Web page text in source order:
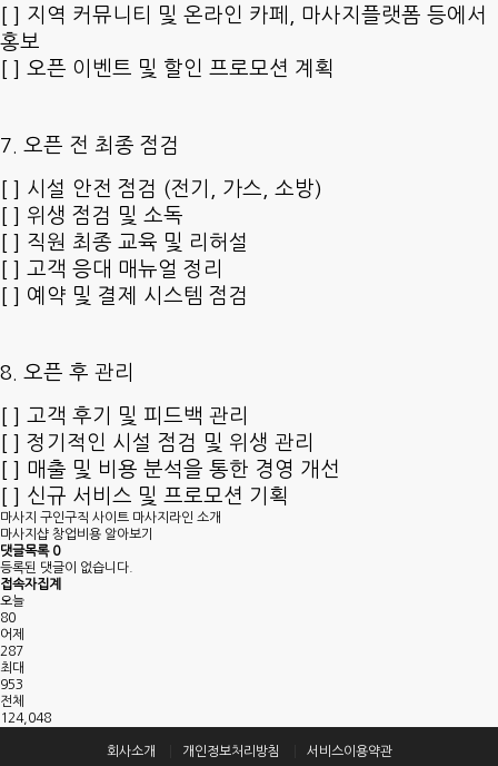
[ ] 지역 커뮤니티 및 온라인 카페, 마사지플랫폼 등에서
홍보
[ ] 오픈 이벤트 및 할인 프로모션 계획
7. 오픈 전 최종 점검
[ ] 시설 안전 점검 (전기, 가스, 소방)
[ ] 위생 점검 및 소독
[ ] 직원 최종 교육 및 리허설
[ ] 고객 응대 매뉴얼 정리
[ ] 예약 및 결제 시스템 점검
8. 오픈 후 관리
[ ] 고객 후기 및 피드백 관리
[ ] 정기적인 시설 점검 및 위생 관리
[ ] 매출 및 비용 분석을 통한 경영 개선
[ ] 신규 서비스 및 프로모션 기획
마사지 구인구직 사이트 마사지라인 소개
마사지샵 창업비용 알아보기
댓글목록 0
등록된 댓글이 없습니다.
접속자집계
오늘
80
어제
287
최대
953
전체
124,048
회사소개 개인정보처리방침 서비스이용약관